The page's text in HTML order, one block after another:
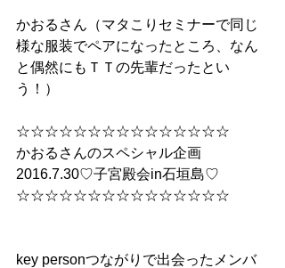
かおるさん（マタこりセミナーで同じ
様な服装でペアになったところ、なん
と偶然にもＴＴの先輩だったとい
う！）
☆☆☆☆☆☆☆☆☆☆☆☆☆☆☆
かおるさんのスペシャル企画
2016.7.30♡子宮殿会in石垣島♡
☆☆☆☆☆☆☆☆☆☆☆☆☆☆☆
key personつながりで出会ったメンバ